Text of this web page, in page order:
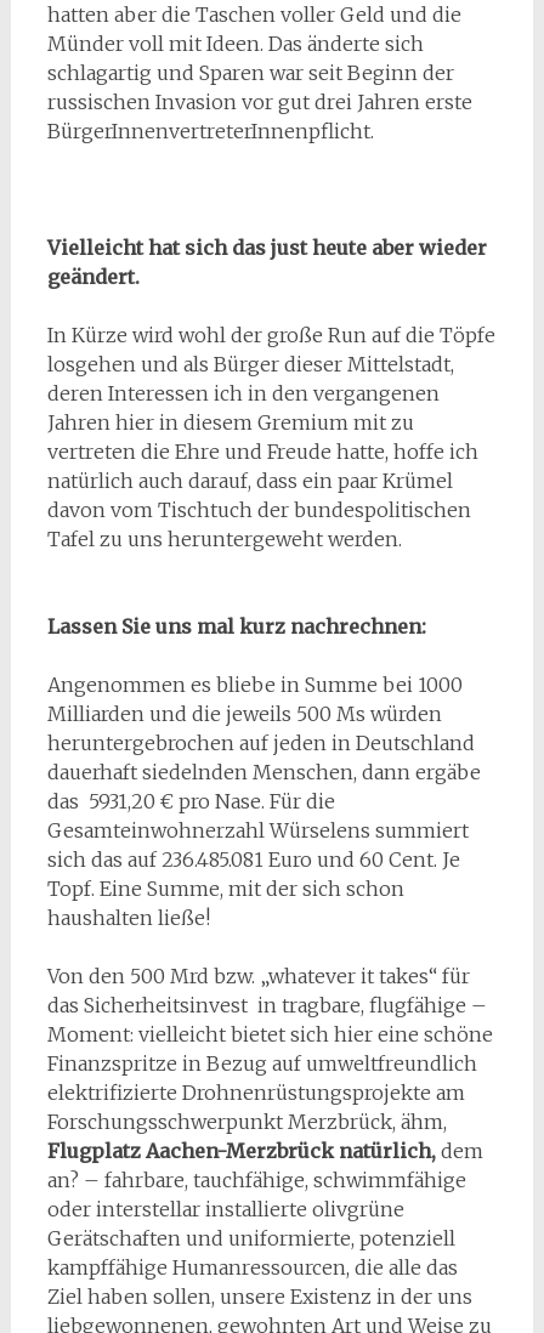
hatten aber die Taschen voller Geld und die
Münder voll mit Ideen. Das änderte sich
schlagartig und Sparen war seit Beginn der
russischen Invasion vor gut drei Jahren erste
BürgerInnenvertreterInnenpflicht.
Vielleicht hat sich das just heute aber wieder
geändert.
In Kürze wird wohl der große Run auf die Töpfe
losgehen und als Bürger dieser Mittelstadt,
deren Interessen ich in den vergangenen
Jahren hier in diesem Gremium mit zu
vertreten die Ehre und Freude hatte, hoffe ich
natürlich auch darauf, dass ein paar Krümel
davon vom Tischtuch der bundespolitischen
Tafel zu uns heruntergeweht werden.
Lassen Sie uns mal kurz nachrechnen:
Angenommen es bliebe in Summe bei 1000
Milliarden und die jeweils 500 Ms würden
heruntergebrochen auf jeden in Deutschland
dauerhaft siedelnden Menschen, dann ergäbe
das 5931,20 € pro Nase. Für die
Gesamteinwohnerzahl Würselens summiert
sich das auf 236.485.081 Euro und 60 Cent. Je
Topf. Eine Summe, mit der sich schon
haushalten ließe!
Von den 500 Mrd bzw. „whatever it takes“ für
das Sicherheitsinvest in tragbare, flugfähige –
Moment: vielleicht bietet sich hier eine schöne
Finanzspritze in Bezug auf umweltfreundlich
elektrifizierte Drohnenrüstungsprojekte am
Forschungsschwerpunkt Merzbrück, ähm,
Flugplatz Aachen-Merzbrück natürlich,dem
an? – fahrbare, tauchfähige, schwimmfähige
oder interstellar installierte olivgrüne
Gerätschaften und uniformierte, potenziell
kampffähige Humanressourcen, die alle das
Ziel haben sollen, unsere Existenz in der uns
liebgewonnenen, gewohnten Art und Weise zu